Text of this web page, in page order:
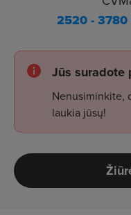
2520 - 3780
Jūs
Nenusiminkite,
laukia jūsų!